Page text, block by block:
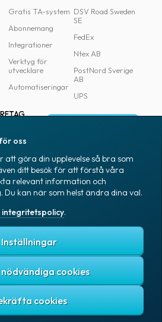
Gratis TA-system
Abonnemang
Integrationer
Verktyg för
utvecklare
Automatiseringar
DSV Road Sweden
SE
FedEx
Ntex AB
PostNord Sverige
AB
UPS
& karriär
Skapa konto
Allmänna villkor
Fraktjakt AB. All rights reserved.
oss
att göra din upplevelse så bra som
ditt besök för att förstå våra
relevant information och
kan när som helst ändra dina val.
integritetspolicy.
Inställningar
cookies